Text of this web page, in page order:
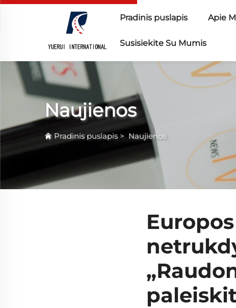
Pradinis puslapis Apie
Susisiekite Su Mumis
Naujienos
Pradinis puslapis > Naujienos